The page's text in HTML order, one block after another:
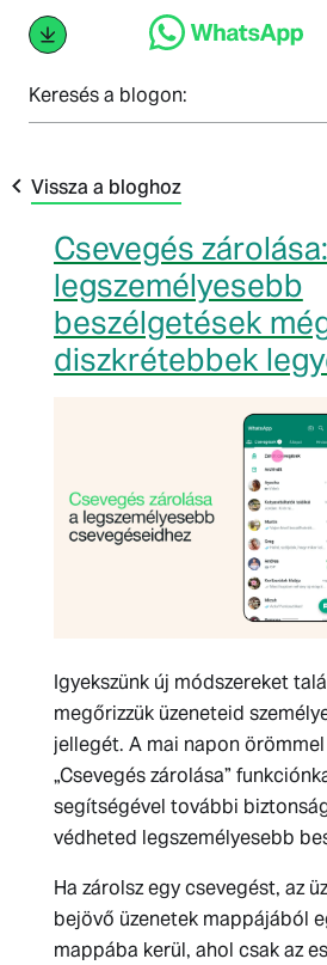
Keresés a blogon:
Vissza a bloghoz
Csevegés
legszemélyesebb
beszélgetések
diszkrétebbek
Igyekszünk új módszereket
megőrizzük üzeneteid
jellegét. A mai napon
„Csevegés zárolása”
segítségével további
védheted legszemélyesebb
Ha zárolsz egy csevegést, az
bejövő üzenetek mappájából
mappába kerül, ahol csak az